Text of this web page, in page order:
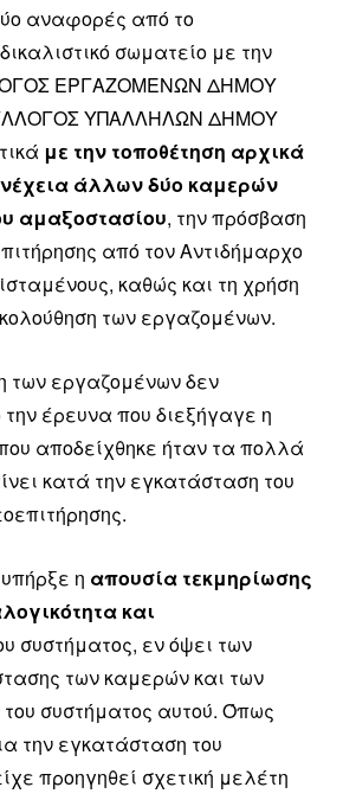
αναφορές από το
σωματείο με την
ΕΡΓΑΖΟΜΕΝΩΝ ΔΗΜΟΥ
ΥΠΑΛΛΗΛΩΝ ΔΗΜΟΥ
με την τοποθέτηση αρχικά
άλλων δύο καμερών
αμαξοστασίου, την πρόσβαση
από τον Αντιδήμαρχο
καθώς και τη χρήση
των εργαζομένων.
των εργαζομένων δεν
έρευνα που διεξήγαγε η
αποδείχθηκε ήταν τα πολλά
κατά την εγκατάσταση του
υπήρξε η απουσία τεκμηρίωσης
και
συστήματος, εν όψει των
των καμερών και των
του συστήματος αυτού. Όπως
την εγκατάσταση του
προηγηθεί σχετική μελέτη